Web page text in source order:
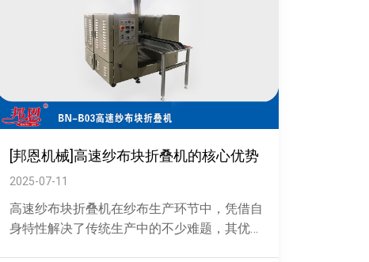
[邦恩机械]高速纱布块折叠机的核心优势
2025-07-11
高速纱布块折叠机在纱布生产环节中，凭借自
身特性解决了传统生产中的不少难题，其优势